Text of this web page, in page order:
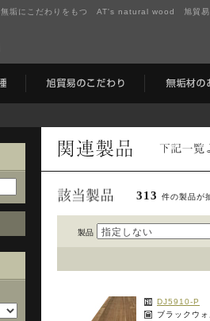
無垢にこだわりをもつ AT's natural wood 旭貿易
313 件の製品が
製品
DJ5910-P
ブラックウ